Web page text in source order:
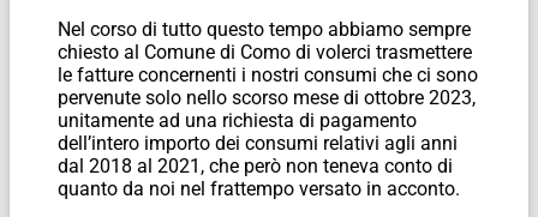
Nel corso di tutto questo tempo abbiamo sempre
chiesto al Comune di Como di volerci trasmettere
le fatture concernenti i nostri consumi che ci sono
pervenute solo nello scorso mese di ottobre 2023,
unitamente ad una richiesta di pagamento
dell’intero importo dei consumi relativi agli anni
dal 2018 al 2021, che però non teneva conto di
quanto da noi nel frattempo versato in acconto.